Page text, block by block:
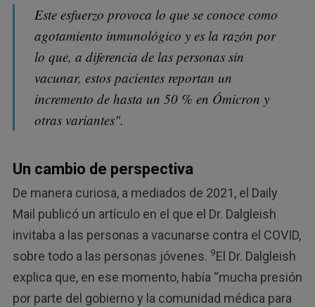
Este esfuerzo provoca lo que se conoce como
agotamiento inmunológico y es la razón por
lo que, a diferencia de las personas sin
vacunar, estos pacientes reportan un
incremento de hasta un 50 % en Ómicron y
otras variantes".
Un cambio de perspectiva
De manera curiosa, a mediados de 2021, el Daily
Mail publicó un artículo en el que el Dr. Dalgleish
invitaba a las personas a vacunarse contra el COVID,
sobre todo a las personas jóvenes. 9El Dr. Dalgleish
explica que, en ese momento, había “mucha presión
por parte del gobierno y la comunidad médica para